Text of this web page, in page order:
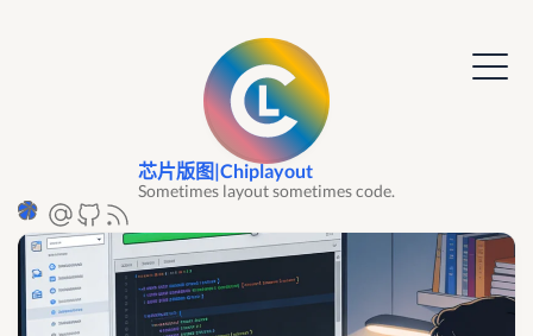
芯片版图|Chiplayout
Sometimes layout sometimes code.